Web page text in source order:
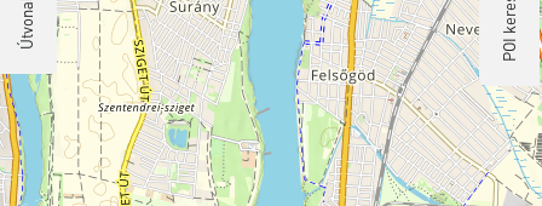
Útvonalak POI keresés